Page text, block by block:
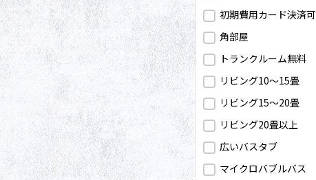
初期費用カード決済可
角部屋
トランクルーム無料
リビング10～15畳
リビング15～20畳
リビング20畳以上
広いバスタブ
マイクロバブルバス